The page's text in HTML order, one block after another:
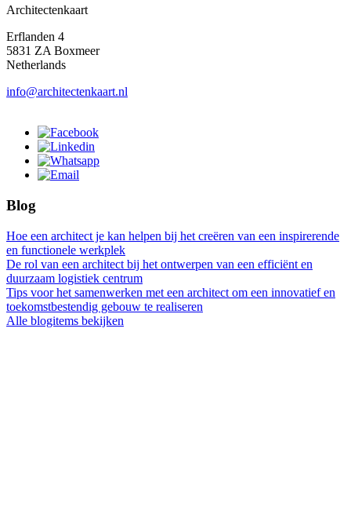
Architectenkaart
Erflanden 4
5831 ZA Boxmeer
Netherlands
info@architectenkaart.nl
Blog
Hoe een architect je kan helpen bij het creëren van een inspirerende
en functionele werkplek
De rol van een architect bij het ontwerpen van een efficiënt en
duurzaam logistiek centrum
Tips voor het samenwerken met een architect om een innovatief en
toekomstbestendig gebouw te realiseren
Alle blogitems bekijken